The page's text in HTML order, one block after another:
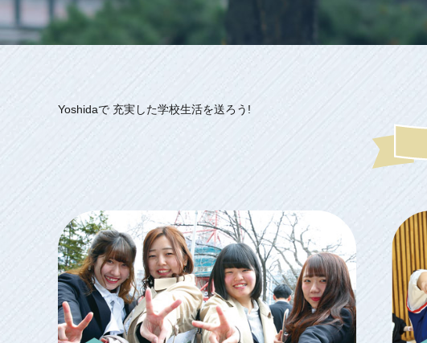
Yoshidaで 充実した学校生活を送ろう!